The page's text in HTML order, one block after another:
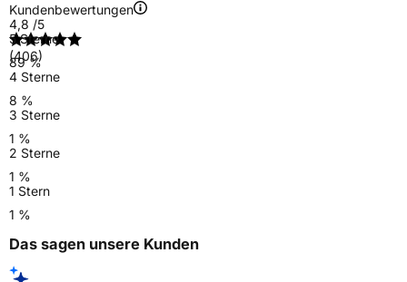
Kundenbewertungen
4,8 /5
(406)
5 Sterne
89 %
4 Sterne
8 %
3 Sterne
1 %
2 Sterne
1 %
1 Stern
1 %
Das sagen unsere Kunden